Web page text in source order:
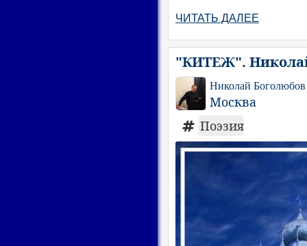
ЧИТАТЬ ДАЛЕЕ
"КИТЕЖ".
Николай Боголюбов
Москва
Поэзия